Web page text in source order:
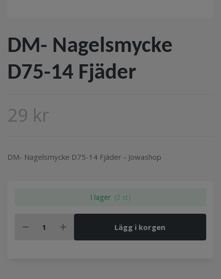
DM- Nagelsmycke
D75-14 Fjäder
29 kr
DM- Nagelsmycke D75-14 Fjäder - Jowashop
I lager (2 st)
Lägg i korgen